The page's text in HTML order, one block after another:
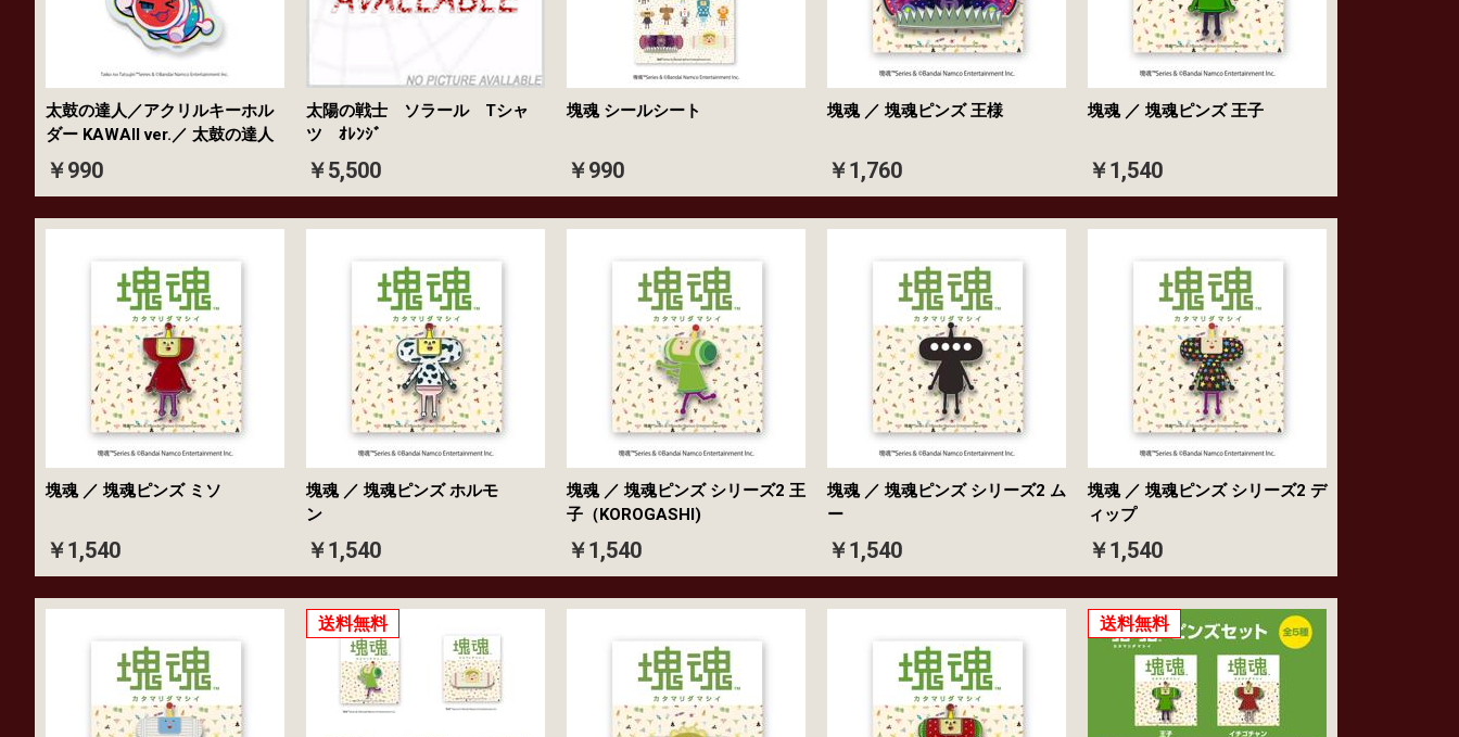
太鼓の達人／アクリルキーホル
ダー KAWAII ver.／ 太鼓の達人
￥990
太陽の戦士 ソラール Tシャ
ツ ｵﾚﾝｼﾞ
￥5,500
塊魂 シールシート
￥990
塊魂 ／ 塊魂ピンズ 王様
￥1,760
塊魂 ／ 塊魂ピンズ 王子
￥1,540
塊魂 ／ 塊魂ピンズ ミソ
￥1,540
塊魂 ／ 塊魂ピンズ ホルモ
ン
￥1,540
塊魂 ／ 塊魂ピンズ シリーズ2 王
子（KOROGASHI)
￥1,540
塊魂 ／ 塊魂ピンズ シリーズ2 ム
ー
￥1,540
塊魂 ／ 塊魂ピンズ シリーズ2 デ
ィップ
￥1,540
送料無料 送料無料